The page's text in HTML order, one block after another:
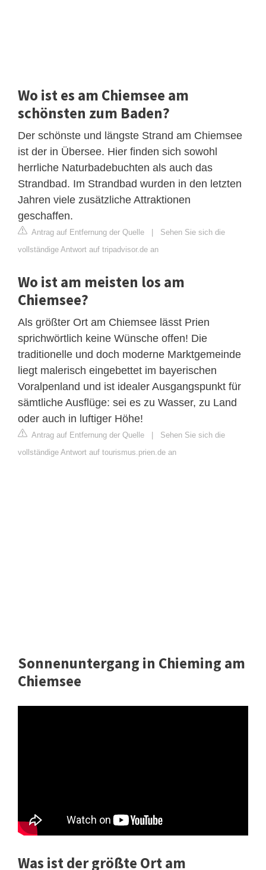
Wo ist es am Chiemsee am
schönsten zum Baden?
Der schönste und längste Strand am Chiemsee
ist der in Übersee. Hier finden sich sowohl
herrliche Naturbadebuchten als auch das
Strandbad. Im Strandbad wurden in den letzten
Jahren viele zusätzliche Attraktionen
geschaffen.
Antrag auf Entfernung der Quelle
Sehen Sie sich die
vollständige Antwort auf tripadvisor.de an
Wo ist am meisten los am
Chiemsee?
Als größter Ort am Chiemsee lässt Prien
sprichwörtlich keine Wünsche offen! Die
traditionelle und doch moderne Marktgemeinde
liegt malerisch eingebettet im bayerischen
Voralpenland und ist idealer Ausgangspunkt für
sämtliche Ausflüge: sei es zu Wasser, zu Land
oder auch in luftiger Höhe!
Antrag auf Entfernung der Quelle
Sehen Sie sich die
vollständige Antwort auf tourismus.prien.de an
Sonnenuntergang in Chieming am
Chiemsee
Was ist der größte Ort am